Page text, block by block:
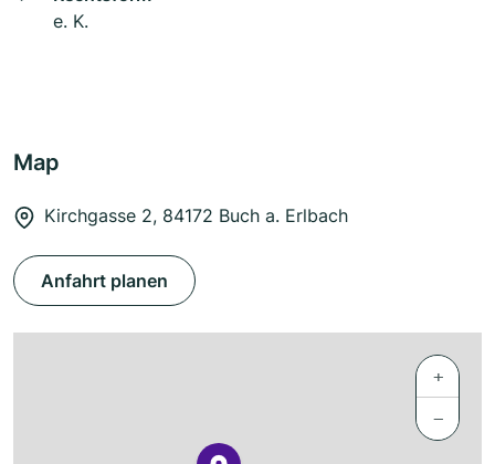
e. K.
Map
Kirchgasse 2, 84172 Buch a. Erlbach
Anfahrt planen
+
−